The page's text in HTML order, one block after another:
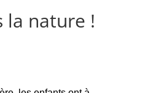
la nature !